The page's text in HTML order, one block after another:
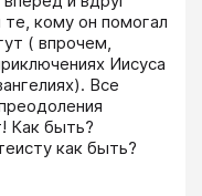
те, кому он помогал
( впрочем,
Иисуса
Все
Как быть?
как быть?